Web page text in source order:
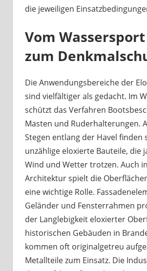
die jeweiligen
Vom
zum
Die Anwendungsbereiche der
sind vielfältiger als gedacht. Im
schützt das Verfahren
Masten und Ruderhalterungen.
Stegen entlang der Havel finden
unzählige eloxierte Bauteile, die
Wind und Wetter trotzen. Auch
Architektur spielt die
eine wichtige Rolle.
Geländer und Fensterrahmen
der Langlebigkeit eloxierter
historischen Gebäuden in
kommen oft originalgetreu
Metallteile zum Einsatz. Die